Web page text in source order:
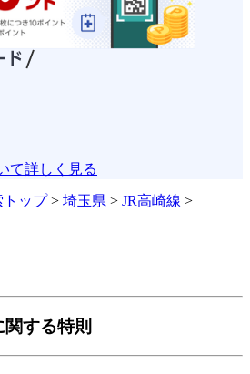
て詳しく見る
トップ> 埼玉県 > JR高崎線 >
する特則